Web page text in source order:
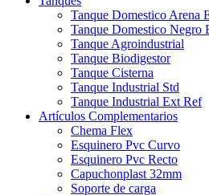
Tanque Domestico Arena
Tanque Domestico Negro
Tanque Agroindustrial
Tanque Biodigestor
Tanque Cisterna
Tanque Industrial Std
Tanque Industrial Ext Ref
Artículos Complementarios
Chema Flex
Esquinero Pvc Curvo
Esquinero Pvc Recto
Capuchonplast 32mm
Soporte de carga